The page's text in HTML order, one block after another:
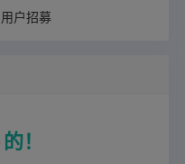
户招募
的！